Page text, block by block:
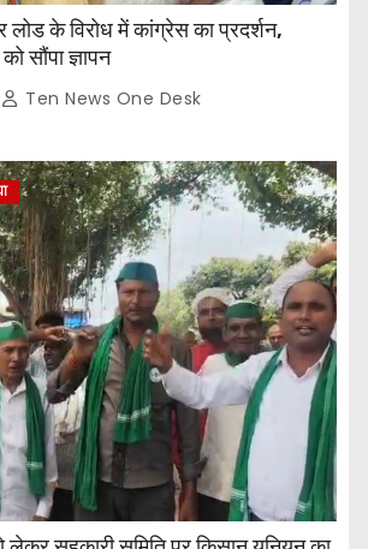
के विरोध में कांग्रेस का प्रदर्शन,
सौंपा ज्ञापन
Ten News One Desk